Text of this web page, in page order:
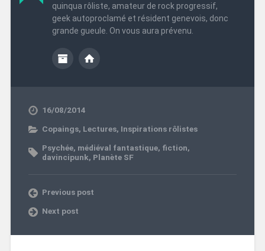
quinqua rôliste, amateur de rock progressif,
geek autoproclamé et résident genevois, donc
grande gueule. On vous aura prévenu.
16/08/2014
Copaings, Lectures, Inspirations rôlistes
Psychée, médiéval fantastique, fiction,
davincipunk, Planète SF
Previous post
Next post